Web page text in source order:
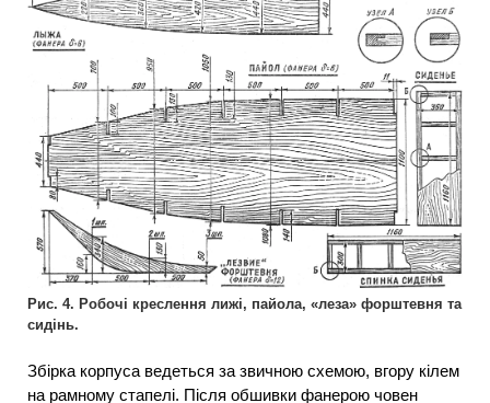
Рис. 4. Робочі креслення лижі, пайола, «леза» форштевня та
сидінь.
Збірка корпуса ведеться за звичною схемою, вгору кілем
на рамному стапелі. Після обшивки фанерою човен